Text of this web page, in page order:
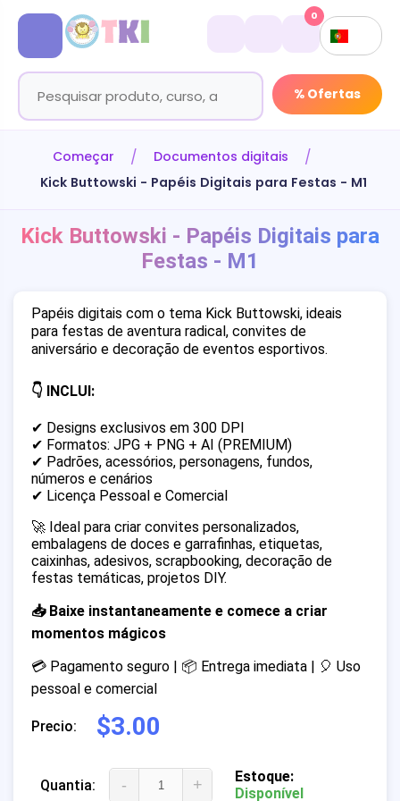
% Ofertas
0
Começar
Documentos digitais
Kick Buttowski - Papéis Digitais para Festas - M1
Kick Buttowski - Papéis Digitais para
Festas - M1
Papéis digitais com o tema Kick Buttowski, ideais
para festas de aventura radical, convites de
aniversário e decoração de eventos esportivos.
👇 INCLUI:
✔ Designs exclusivos em 300 DPI
✔ Formatos: JPG + PNG + AI (PREMIUM)
✔ Padrões, acessórios, personagens, fundos,
números e cenários
✔ Licença Pessoal e Comercial
🚀 Ideal para criar convites personalizados,
embalagens de doces e garrafinhas, etiquetas,
caixinhas, adesivos, scrapbooking, decoração de
festas temáticas, projetos DIY.
📥 Baixe instantaneamente e comece a criar
momentos mágicos
💳 Pagamento seguro | 📦 Entrega imediata | 🎈 Uso
pessoal e comercial
Precio: $3.00
Quantia: - +
Estoque:
Disponível